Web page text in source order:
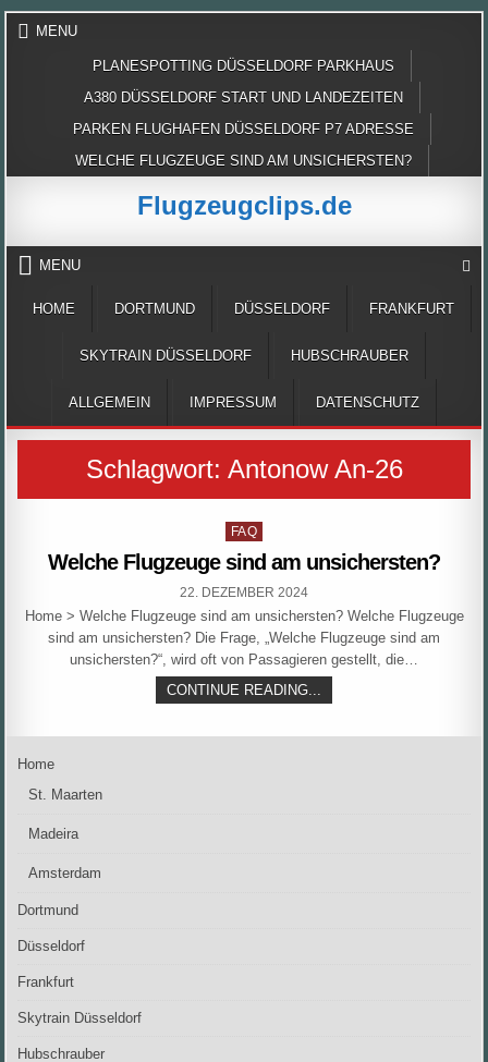
Skip
MENU
PLANESPOTTING DÜSSELDORF PARKHAUS
A380 DÜSSELDORF START UND LANDEZEITEN
PARKEN FLUGHAFEN DÜSSELDORF P7 ADRESSE
WELCHE FLUGZEUGE SIND AM UNSICHERSTEN?
Flugzeugclips.de
MENU
HOME DORTMUND DÜSSELDORF FRANKFURT
SKYTRAIN DÜSSELDORF HUBSCHRAUBER
ALLGEMEIN IMPRESSUM DATENSCHUTZ
Schlagwort: Antonow An-26
Posted
FAQ
Welche Flugzeuge sind am unsichersten?
PUBLISHED
22. DEZEMBER 2024
Home > Welche Flugzeuge sind am unsichersten? Welche Flugzeuge
sind am unsichersten? Die Frage, „Welche Flugzeuge sind am
unsichersten?“, wird oft von Passagieren gestellt, die…
CONTINUE READING...
FLUGZEUGE
AM
Home
St. Maarten
Madeira
Amsterdam
Dortmund
Düsseldorf
Frankfurt
Skytrain Düsseldorf
Hubschrauber